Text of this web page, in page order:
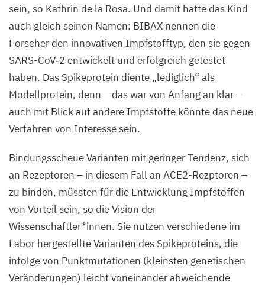
502
BIBAX
Modifikation
in rot.
AG
Rosa,
Max
Delbrück
Center
sein, so Kathrin de la Rosa. Und damit hatte das Kind
auch gleich seinen Namen: BIBAX nennen die
Forscher den innovativen Impfstofftyp, den sie gegen
SARS-CoV‑2 entwickelt und erfolgreich getestet
haben. Das Spikeprotein diente „lediglich“ als
Modellprotein, denn – das war von Anfang an klar –
auch mit Blick auf andere Impfstoffe könnte das neue
Verfahren von Interesse sein.
Bindungsscheue Varianten mit geringer Tendenz, sich
an Rezeptoren – in diesem Fall an ACE2-Rezptoren –
zu binden, müssten für die Entwicklung Impfstoffen
von Vorteil sein, so die Vision der
Wissenschaftler*innen. Sie nutzen verschiedene im
Labor hergestellte Varianten des Spikeproteins, die
infolge von Punktmutationen (kleinsten genetischen
Veränderungen) leicht voneinander abweichende